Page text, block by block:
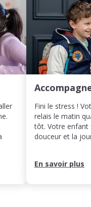
Fini le stress !
relais le matin
tôt. Votre enfant
douceur et la
En savoir plus